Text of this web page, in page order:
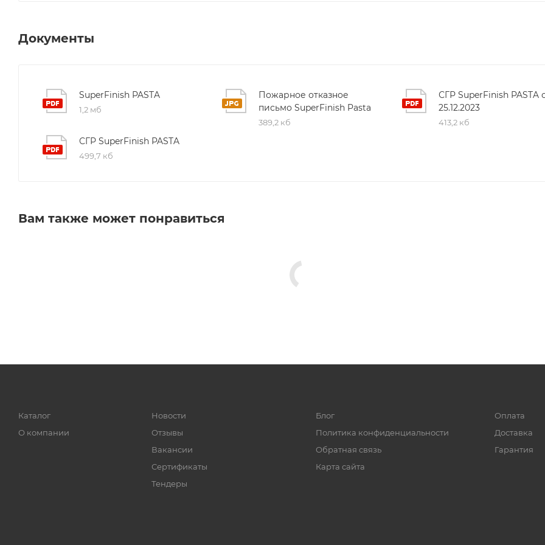
Документы
SuperFinish PASTA
1,2 мб
Пожарное отказное
письмо SuperFinish Pasta
389,2 кб
СГР SuperFinish PASTA
25.12.2023
413,2 кб
СГР SuperFinish PASTA
499,7 кб
Вам также может понравиться
Каталог
О компании
Новости
Отзывы
Вакансии
Сертификаты
Тендеры
Блог
Политика конфиденциальности
Обратная связь
Карта сайта
Оплата
Доставка
Гарантия